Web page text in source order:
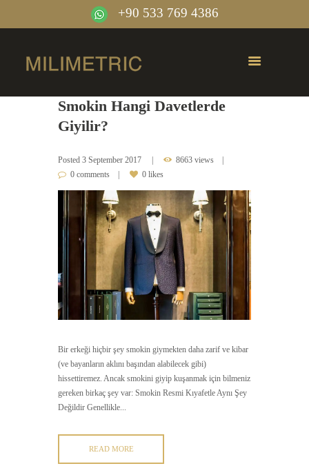
+90 533 769 4386
Smokin Hangi Davetlerde
Giyilir?
Posted 3 September 2017
8663 views
0 comments
0 likes
Bir erkeği hiçbir şey smokin giymekten daha zarif ve kibar
(ve bayanların aklını başından alabilecek gibi)
hissettiremez. Ancak smokini giyip kuşanmak için bilmeniz
gereken birkaç şey var: Smokin Resmi Kıyafetle Aynı Şey
Değildir Genellikle...
READ MORE